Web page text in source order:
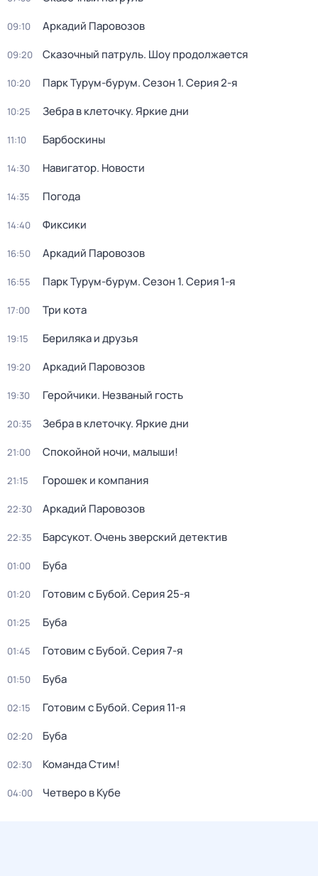
09:10 Аркадий Паровозов
09:20 Сказочный патруль. Шоу продолжается
10:20 Парк Турум-бурум. Сезон 1. Серия 2-я
10:25 Зебра в клеточку. Яркие дни
11:10 Барбоскины
14:30 Навигатор. Новости
14:35 Погода
14:40 Фиксики
16:50 Аркадий Паровозов
16:55 Парк Турум-бурум. Сезон 1. Серия 1-я
17:00 Три кота
19:15 Бериляка и друзья
19:20 Аркадий Паровозов
19:30 Геройчики. Незваный гость
20:35 Зебра в клеточку. Яркие дни
21:00 Спокойной ночи, малыши!
21:15 Горошек и компания
22:30 Аркадий Паровозов
22:35 Барсукот. Очень зверский детектив
01:00 Буба
01:20 Готовим с Бубой. Серия 25-я
01:25 Буба
01:45 Готовим с Бубой. Серия 7-я
01:50 Буба
02:15 Готовим с Бубой. Серия 11-я
02:20 Буба
02:30 Команда Стим!
04:00 Четверо в Кубе